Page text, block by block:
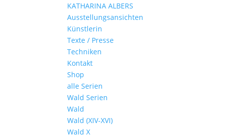
KATHARINA ALBERS
Ausstellungsansichten
Künstlerin
Texte / Presse
Techniken
Kontakt
Shop
alle Serien
Wald Serien
Wald
Wald (XIV-XVI)
Wald X